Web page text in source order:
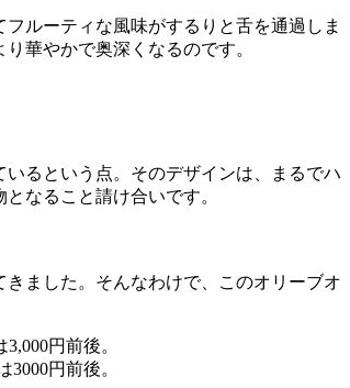
ルーティな風味がするりと舌を通過しま
華やかで奥深くなるのです。
るという点。そのデザインは、まるでハ
なること請け合いです。
ました。そんなわけで、このオリーブオ
円前後。